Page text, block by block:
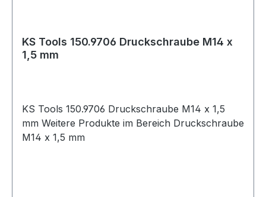
KS Tools 150.9706 Druckschraube M14 x
1,5 mm
KS Tools 150.9706 Druckschraube M14 x 1,5
mm Weitere Produkte im Bereich Druckschraube
M14 x 1,5 mm